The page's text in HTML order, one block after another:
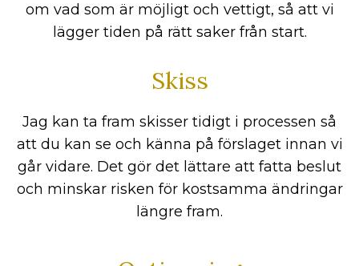
om vad som är möjligt och vettigt, så att vi
lägger tiden på rätt saker från start.
Skiss
Jag kan ta fram skisser tidigt i processen så
att du kan se och känna på förslaget innan vi
går vidare. Det gör det lättare att fatta beslut
och minskar risken för kostsamma ändringar
längre fram.